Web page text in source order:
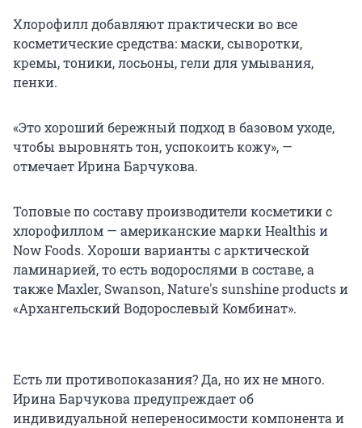
Хлорофилл добавляют практически во все
косметические средства: маски, сыворотки,
кремы, тоники, лосьоны, гели для умывания,
пенки.
«Это хороший бережный подход в базовом уходе,
чтобы выровнять тон, успокоить кожу», —
отмечает Ирина Барчукова.
Топовые по составу производители косметики с
хлорофиллом — американские марки Healthis и
Now Foods. Хороши варианты с арктической
ламинарией, то есть водорослями в составе, а
также Maxler, Swanson, Nature's sunshine products и
«Архангельский Водорослевый Комбинат».
Есть ли противопоказания? Да, но их не много.
Ирина Барчукова предупреждает об
индивидуальной непереносимости компонента и